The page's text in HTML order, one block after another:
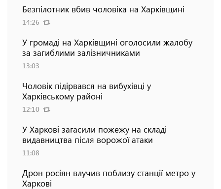
Безпілотник вбив чоловіка на Харківщині
14:26
У громаді на Харківщині оголосили жалобу
за загиблими залізничниками
13:03
Чоловік підірвався на вибухівці у
Харківському районі
12:10
У Харкові загасили пожежу на складі
видавництва після ворожої атаки
11:08
Дрон росіян влучив поблизу станції метро у
Харкові